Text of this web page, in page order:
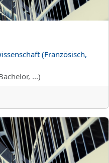
(Französisch,
...)
(Französisch)